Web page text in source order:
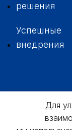
решения
Успешные
внедрения
+7 342Для